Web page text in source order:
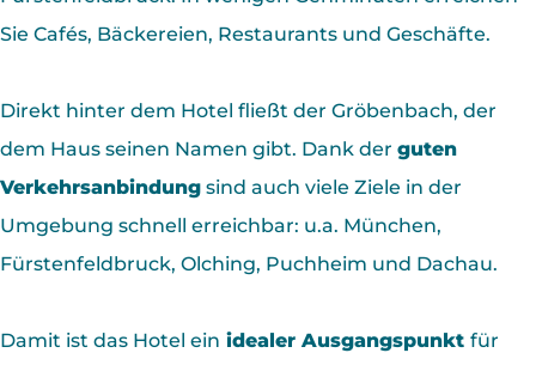
Sie Cafés, Bäckereien, Restaurants und Geschäfte.
Direkt hinter dem Hotel fließt der Gröbenbach, der
dem Haus seinen Namen gibt. Dank der guten
Verkehrsanbindung sind auch viele Ziele in der
Umgebung schnell erreichbar: u.a. München,
Fürstenfeldbruck, Olching, Puchheim und Dachau.
Damit ist das Hotel ein idealer Ausgangspunkt für